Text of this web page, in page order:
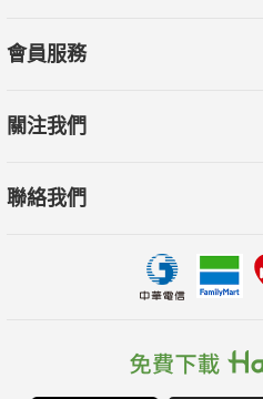
會員服務
關注我們
聯絡我們